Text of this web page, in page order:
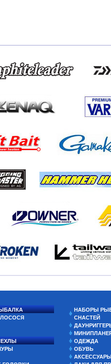
НАБОРЫ
СНАСТЕЙ
ОДЕЖДА
ОБУВЬ
АКСЕССУАРЫ